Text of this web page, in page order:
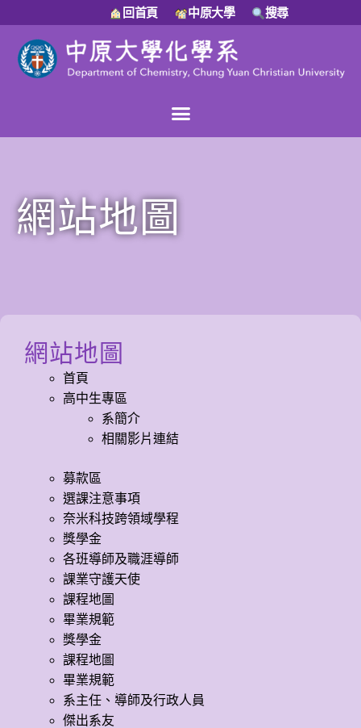
回首頁 中原大學 搜尋
網站地圖
網站地圖
首頁
高中生專區
系簡介
相關影片連結
募款區
選課注意事項
奈米科技跨領域學程
獎學金
各班導師及職涯導師
課業守護天使
課程地圖
畢業規範
獎學金
課程地圖
畢業規範
系主任、導師及行政人員
傑出系友